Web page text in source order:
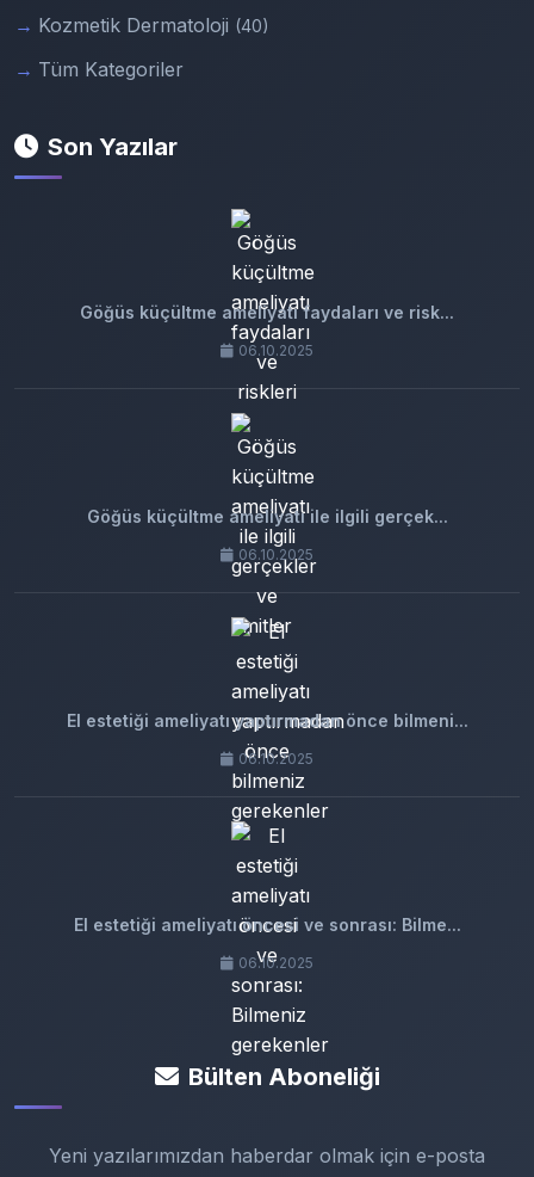
Kozmetik Dermatoloji (40)
Tüm Kategoriler
Son Yazılar
Göğüs küçültme ameliyatı faydaları ve risk...
06.10.2025
Göğüs küçültme ameliyatı ile ilgili gerçek...
06.10.2025
El estetiği ameliyatı yaptırmadan önce bilmeni...
06.10.2025
El estetiği ameliyatı öncesi ve sonrası: Bilme...
06.10.2025
Bülten Aboneliği
Yeni yazılarımızdan haberdar olmak için e-posta